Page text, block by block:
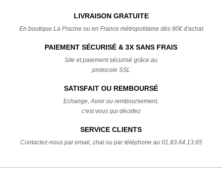
LIVRAISON GRATUITE
En boutique La Piscine ou en France métropolitaine dès 90€ d'achat
PAIEMENT SÉCURISÉ & 3X SANS FRAIS
Site et paiement sécurisé grâce au
protocole SSL
SATISFAIT OU REMBOURSÉ
Echange, Avoir ou remboursement,
c'est vous qui décidez
SERVICE CLIENTS
Contactez-nous par email, chat ou par téléphone au 01.83.64.13.65